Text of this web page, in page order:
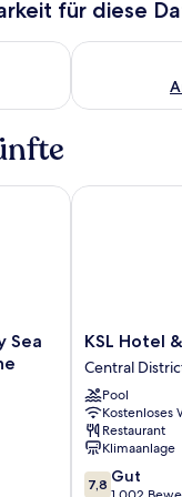
für diese
heute Nacht, Aug. 7
Überprüfe
Sea
View Homestay by
KSL
Hotel
&
Resort
Central
District
KSL Hotel
Central
Pool
Kostenloses
Restaurant
Klimaanlage
7.8
7,8 Gut
KSL Hotel &